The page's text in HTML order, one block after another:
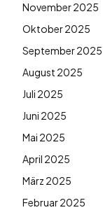
November 2025
Oktober 2025
September 2025
August 2025
Juli 2025
Juni 2025
Mai 2025
April 2025
März 2025
Februar 2025